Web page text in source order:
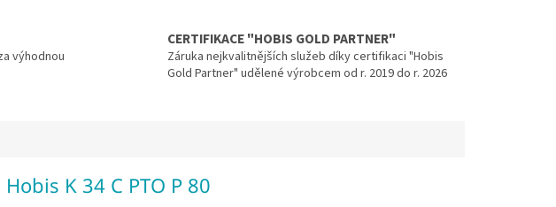
výhodnou
CERTIFIKACE "HOBIS GOLD PARTNER"
Záruka nejkvalitnějších služeb díky certifikaci "Hobis
Gold Partner" udělené výrobcem od r. 2019 do r. 2026
K 34 C PTO P 80